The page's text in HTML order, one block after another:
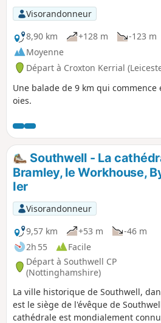
Visorandonneur
8,90 km
+128 m -123 m
Moyenne
Départ à Croxton Kerrial
Une balade de 9 km qui
oies.
Southwell - La
Bramley, le Workhouse,
Ier
Visorandonneur
9,57 km
+53 m
-46 m
2h 55
Facile
Départ à Southwell CP
(Nottinghamshire)
La ville historique de Southwell,
est le siège de l'évêque de
cathédrale est mondialement